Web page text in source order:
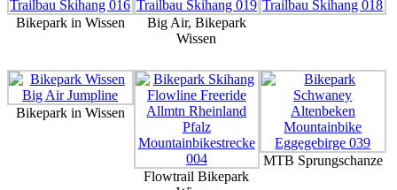
Bikepark in Wissen
Big Air, Bikepark
Wissen
Bikepark in Wissen
Flowtrail Bikepark
MTB Sprungschanze